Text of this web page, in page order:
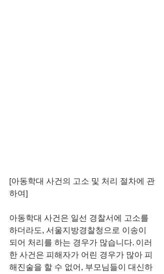
[아동학대 사건의 고소 및 처리 절차에 관
하여]
아동학대 사건은 일선 경찰서에 고소를
하더라도, 서울지방경찰청으로 이송이
되어 처리를 하는 경우가 많습니다. 이러
한 사건은 피해자가 어린 경우가 많아 피
해진술을 할 수 없어, 부모님들이 대신하